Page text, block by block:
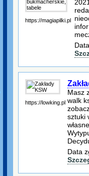
https://magiapilki.pl
https://lowking.pl
Masz
walk
sztuki
Data